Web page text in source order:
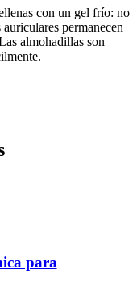
con un gel frío: no
permanecen
almohadillas son
para